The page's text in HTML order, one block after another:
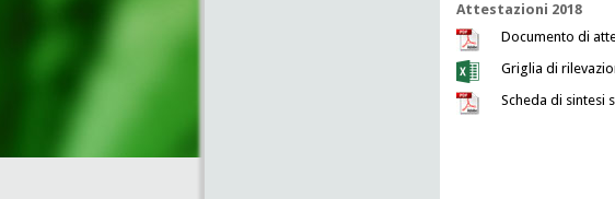
Attestazioni 2018
Documento di
Griglia di
Scheda di sintesi